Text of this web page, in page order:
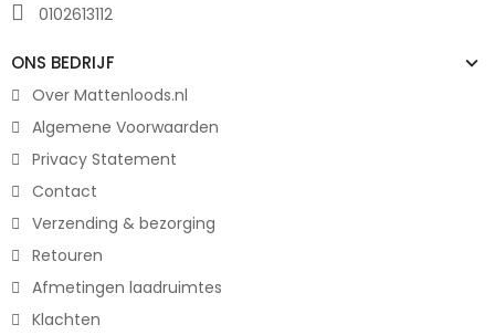
0102613112
ONS BEDRIJF
Over Mattenloods.nl
Algemene Voorwaarden
Privacy Statement
Contact
Verzending & bezorging
Retouren
Afmetingen laadruimtes
Klachten